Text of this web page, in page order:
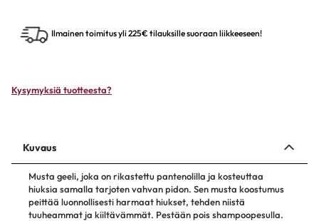
Ilmainen toimitus yli 225€ tilauksille suoraan liikkeeseen!
Kysymyksiä tuotteesta?
Kuvaus
Musta geeli, joka on rikastettu pantenolilla ja kosteuttaa
hiuksia samalla tarjoten vahvan pidon. Sen musta koostumus
peittää luonnollisesti harmaat hiukset, tehden niistä
tuuheammat ja kiiltävämmät. Pestään pois shampoopesulla.